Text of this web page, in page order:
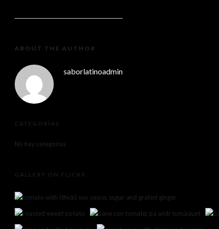
ABOUT THE AUTHOR
saborlatinoadmin
CATEGORÍAS
No hay categorías
GALLERY ON FLICKR